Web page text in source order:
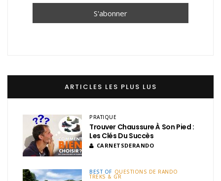
ARTICLES LES PLUS LUS
PRATIQUE
Trouver Chaussure À Son Pied :
Les Clés Du Succès
CARNETSDERANDO
BEST OF QUESTIONS DE RANDO
TREKS & GR